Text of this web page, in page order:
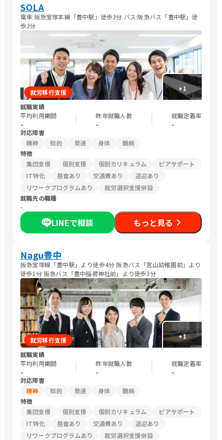
SOLA
電車:阪急宝塚本線「豊中駅」徒歩3分 バス:阪急バス「豊中駅」徒
歩3分
+1
就労移行支援
就職実績
平均利用期間
-
昨年就職人数
-
就職定着率
-
対応障害
精神
知的 発達 身体
難病
特徴
集団支援
個別支援 個別カリキュラム
ピアサポート
IT特化
昼食あり 交通費あり
送迎あり
リワークプログラムあり
就労選択支援併設
就職先の職種
-
LINEで相談 もっと見る
Nagu豊中
阪急宝塚線「豊中駅」より徒歩4分 阪急バス「宮山幼稚園前」より
徒歩1分 阪急バス「豊中稲荷神社前」より徒歩3分
+1
就労移行支援
就職実績
平均利用期間
-
昨年就職人数
-
就職定着率
-
対応障害
精神
知的 発達 身体
難病
特徴
集団支援
個別支援 個別カリキュラム
ピアサポート
IT特化
昼食あり 交通費あり
送迎あり
リワークプログラムあり
就労選択支援併設